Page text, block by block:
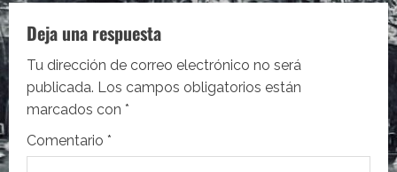
c
i
ó
n
Deja una respuesta
Tu dirección de correo electrónico no será
publicada. Los campos obligatorios están
marcados con *
Comentario *